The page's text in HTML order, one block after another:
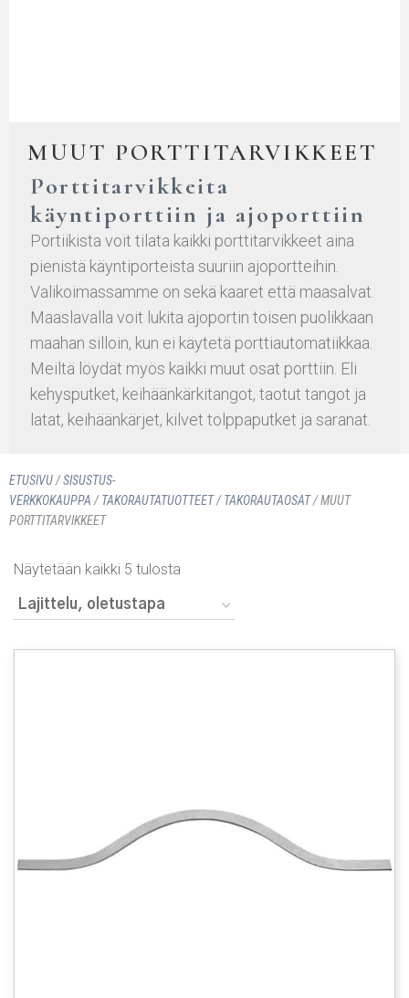
MUUT PORTTITARVIKKEET
Porttitarvikkeita
käyntiporttiin ja ajoporttiin
Portiikista voit tilata kaikki porttitarvikkeet aina
pienistä käyntiporteista suuriin ajoportteihin.
Valikoimassamme on sekä kaaret että maasalvat.
Maaslavalla voit lukita ajoportin toisen puolikkaan
maahan silloin, kun ei käytetä porttiautomatiikkaa.
Meiltä löydät myös kaikki muut osat porttiin. Eli
kehysputket, keihäänkärkitangot, taotut tangot ja
latat, keihäänkärjet, kilvet tolppaputket ja saranat.
ETUSIVU/SISUSTUS­
VERKKOKAUPPA /TAKORAUTATUOTTEET/TAKORAUTAOSAT/ MUUT
PORTTITARVIKKEET
Näytetään kaikki 5 tulosta